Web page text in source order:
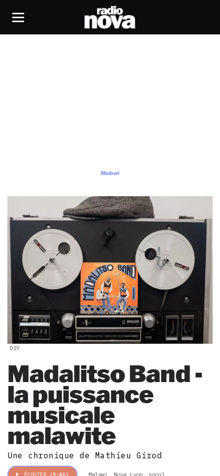
Malawi
DIY
Madalitso Band -
la puissance
musicale
malawite
Une chronique de Mathieu Girod
ÉCOUTER (9:46) Malawi Nova Lyon spoil